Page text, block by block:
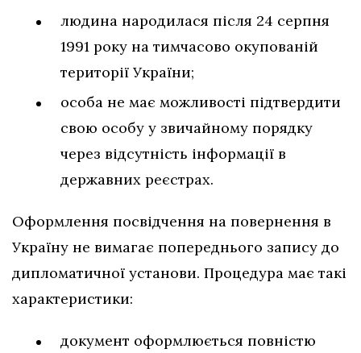
людина народилася після 24 серпня
1991 року на тимчасово окупованій
території України;
особа не має можливості підтвердити
свою особу у звичайному порядку
через відсутність інформації в
державних реєстрах.
Оформлення посвідчення на повернення в
Україну не вимагає попереднього запису до
дипломатичної установи. Процедура має такі
характеристики:
документ оформлюється повністю